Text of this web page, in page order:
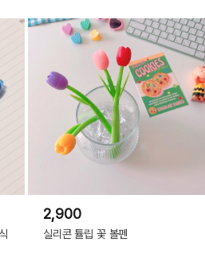
2,900
실리콘 튤립 꽃 볼펜